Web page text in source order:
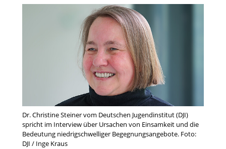
Dr. Christine Steiner vom Deutschen Jugendinstitut (DJI)
spricht im Interview über Ursachen von Einsamkeit und die
Bedeutung niedrigschwelliger Begegnungsangebote. Foto:
DJI / Inge Kraus